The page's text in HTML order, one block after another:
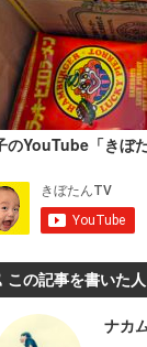
のYouTube「きぼ
この記事を書いた人
ナカ